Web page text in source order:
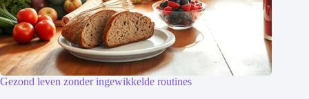
Gezond leven zonder ingewikkelde routines